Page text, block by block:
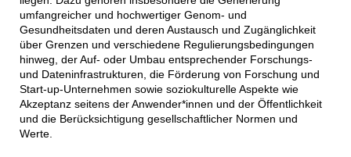
umfangreicher und hochwertiger Genom- und
Gesundheitsdaten und deren Austausch und Zugänglichkeit
über Grenzen und verschiedene Regulierungsbedingungen
hinweg, der Auf- oder Umbau entsprechender Forschungs-
und Dateninfrastrukturen, die Förderung von Forschung und
Start-up-Unternehmen sowie soziokulturelle Aspekte wie
Akzeptanz seitens der Anwender*innen und der Öffentlichkeit
und die Berücksichtigung gesellschaftlicher Normen und
Werte.